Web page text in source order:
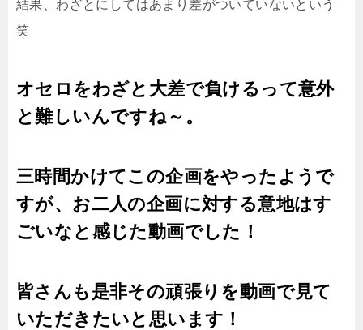
結果、わざとにしてはあまり差がついていないという
笑
オセロをわざと大差で負けるって意外
と難しいんですね～。
三時間かけてこの企画をやったようで
すが、お二人の企画に対する意地はす
ごいなと感じた動画でした！
皆さんも是非その頑張りを動画で見て
いただきたいと思います！